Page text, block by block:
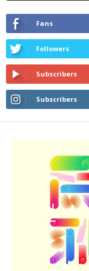
Fans
Followers
Subscribers
Subscribers